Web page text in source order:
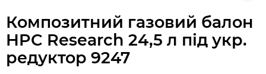
Композитний газовий балон
HPC Research 24,5 л під укр.
редуктор 9247